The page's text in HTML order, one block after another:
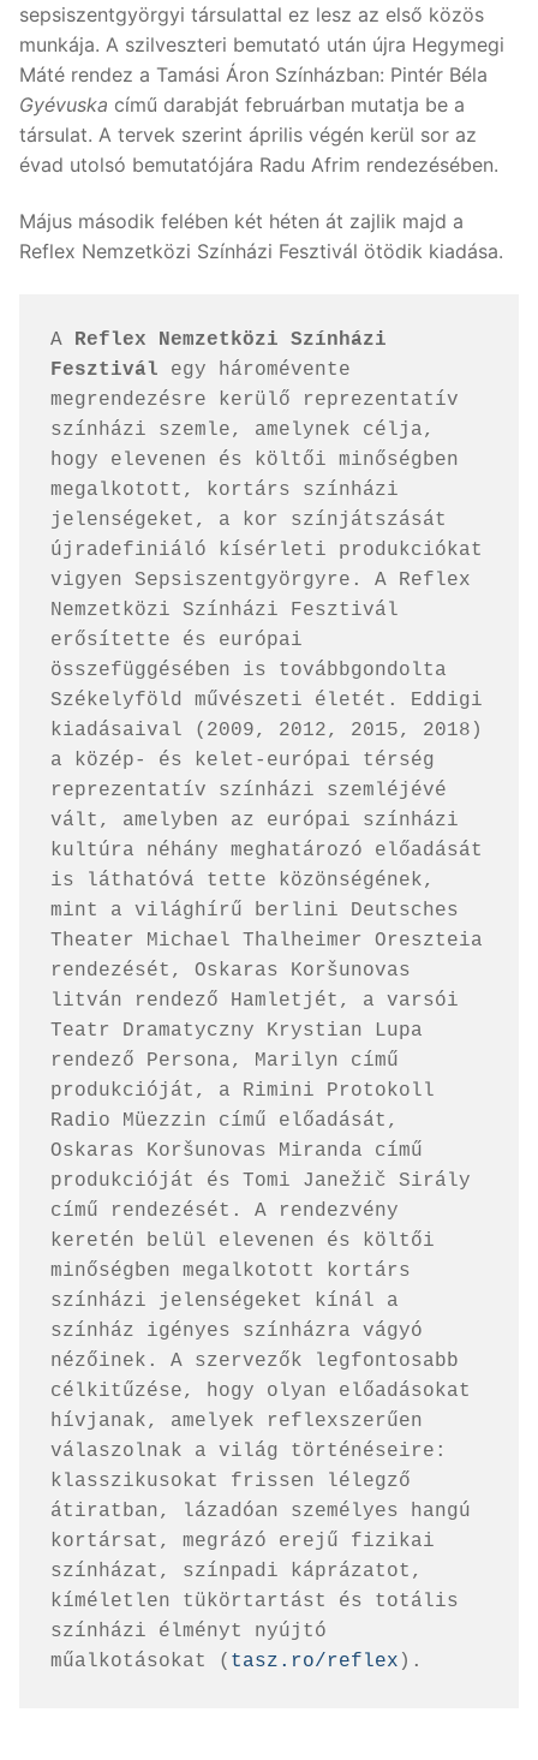
sepsiszentgyörgyi társulattal ez lesz az első közös
munkája. A szilveszteri bemutató után újra Hegymegi
Máté rendez a Tamási Áron Színházban: Pintér Béla
Gyévuska című darabját februárban mutatja be a
társulat. A tervek szerint április végén kerül sor az
évad utolsó bemutatójára Radu Afrim rendezésében.
Május második felében két héten át zajlik majd a
Reflex Nemzetközi Színházi Fesztivál ötödik kiadása.
A Reflex Nemzetközi Színházi
Fesztivál egy háromévente
megrendezésre kerülő reprezentatív
színházi szemle, amelynek célja,
hogy elevenen és költői minőségben
megalkotott, kortárs színházi
jelenségeket, a kor színjátszását
újradefiniáló kísérleti produkciókat
vigyen Sepsiszentgyörgyre. A Reflex
Nemzetközi Színházi Fesztivál
erősítette és európai
összefüggésében is továbbgondolta
Székelyföld művészeti életét. Eddigi
kiadásaival (2009, 2012, 2015, 2018)
a közép- és kelet-európai térség
reprezentatív színházi szemléjévé
vált, amelyben az európai színházi
kultúra néhány meghatározó előadását
is láthatóvá tette közönségének,
mint a világhírű berlini Deutsches
Theater Michael Thalheimer Oreszteia
rendezését, Oskaras Koršunovas
litván rendező Hamletjét, a varsói
Teatr Dramatyczny Krystian Lupa
rendező Persona, Marilyn című
produkcióját, a Rimini Protokoll
Radio Müezzin című előadását,
Oskaras Koršunovas Miranda című
produkcióját és Tomi Janežič Sirály
című rendezését. A rendezvény
keretén belül elevenen és költői
minőségben megalkotott kortárs
színházi jelenségeket kínál a
színház igényes színházra vágyó
nézőinek. A szervezők legfontosabb
célkitűzése, hogy olyan előadásokat
hívjanak, amelyek reflexszerűen
válaszolnak a világ történéseire:
klasszikusokat frissen lélegző
átiratban, lázadóan személyes hangú
kortársat, megrázó erejű fizikai
színházat, színpadi káprázatot,
kíméletlen tükörtartást és totális
színházi élményt nyújtó
műalkotásokat ( tasz.ro/reflex ).